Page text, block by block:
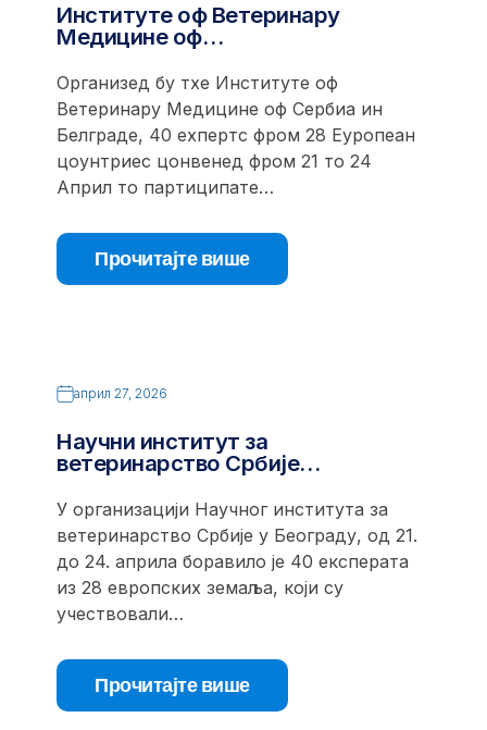
Институте оф Ветеринарy
Медицине оф…
Организед бy тхе Институте оф
Ветеринарy Медицине оф Сербиа ин
Белграде, 40 еxпертс фром 28 Еуропеан
цоунтриес цонвенед фром 21 то 24
Април то партиципате…
Прочитајте више
април 27, 2026
Научни институт за
ветеринарство Србије…
У организацији Научног института за
ветеринарство Србије у Београду, од 21.
до 24. априла боравило је 40 експерата
из 28 европских земаља, који су
учествовали…
Прочитајте више